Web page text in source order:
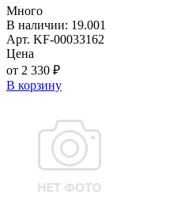
Много
В наличии: 19.001
Арт. KF-00033162
Цена
от 2 330 ₽
В корзину